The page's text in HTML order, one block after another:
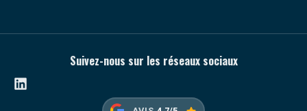
Suivez-nous sur les réseaux sociaux